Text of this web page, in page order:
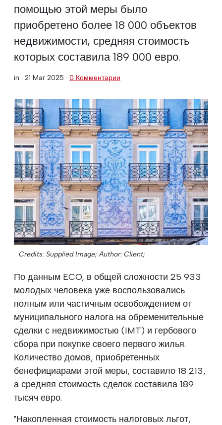
помощью этой меры было
приобретено более 18 000 объектов
недвижимости, средняя стоимость
которых составила 189 000 евро.
in · 21 Mar 2025 · 0 Комментарии
Credits: Supplied Image; Author: Client;
По данным ECO, в общей сложности 25 933
молодых человека уже воспользовались
полным или частичным освобождением от
муниципального налога на обременительные
сделки с недвижимостью (IMT) и гербового
сбора при покупке своего первого жилья.
Количество домов, приобретенных
бенефициарами этой меры, составило 18 213,
а средняя стоимость сделок составила 189
тысяч евро.
"Накопленная стоимость налоговых льгот,